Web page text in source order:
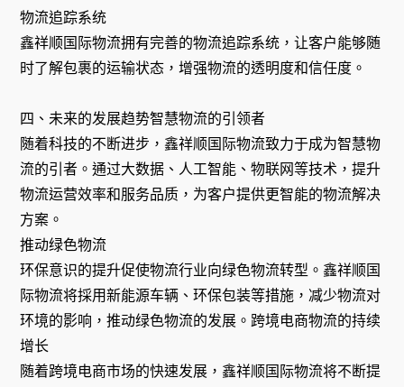
物流追踪系统
鑫祥顺国际物流拥有完善的物流追踪系统，让客户能够随
时了解包裹的运输状态，增强物流的透明度和信任度。
四、未来的发展趋势智慧物流的引领者
随着科技的不断进步，鑫祥顺国际物流致力于成为智慧物
流的引者。通过大数据、人工智能、物联网等技术，提升
物流运营效率和服务品质，为客户提供更智能的物流解决
方案。
推动绿色物流
环保意识的提升促使物流行业向绿色物流转型。鑫祥顺国
际物流将採用新能源车辆、环保包装等措施，减少物流对
环境的影响，推动绿色物流的发展。跨境电商物流的持续
增长
随着跨境电商市场的快速发展，鑫祥顺国际物流将不断提